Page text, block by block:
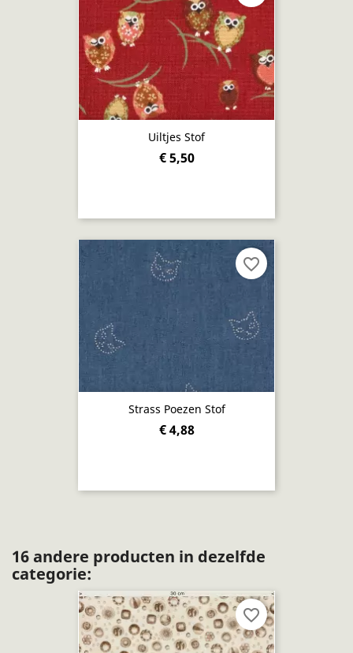
Uiltjes Stof
€ 5,50
Strass Poezen Stof
€ 4,88
favorite_border
16 andere producten in dezelfde
categorie:
favorite_border